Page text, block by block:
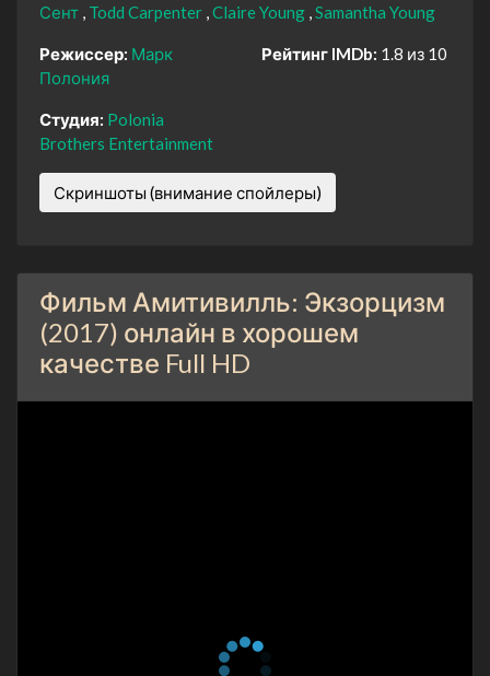
Сент Todd Carpenter Claire Young Samantha Young
Режиссер: Марк
Полония
Студия: Polonia
Brothers Entertainment
Рейтинг IMDb: 1.8 из 10
Скриншоты (внимание спойлеры)
Фильм Амитивилль: Экзорцизм
(2017) онлайн в хорошем
качестве Full HD